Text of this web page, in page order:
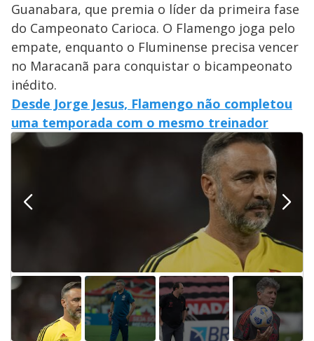
Guanabara, que premia o líder da primeira fase
do Campeonato Carioca. O Flamengo joga pelo
empate, enquanto o Fluminense precisa vencer
no Maracanã para conquistar o bicampeonato
inédito.
Desde Jorge Jesus, Flamengo não completou
uma temporada com o mesmo treinador